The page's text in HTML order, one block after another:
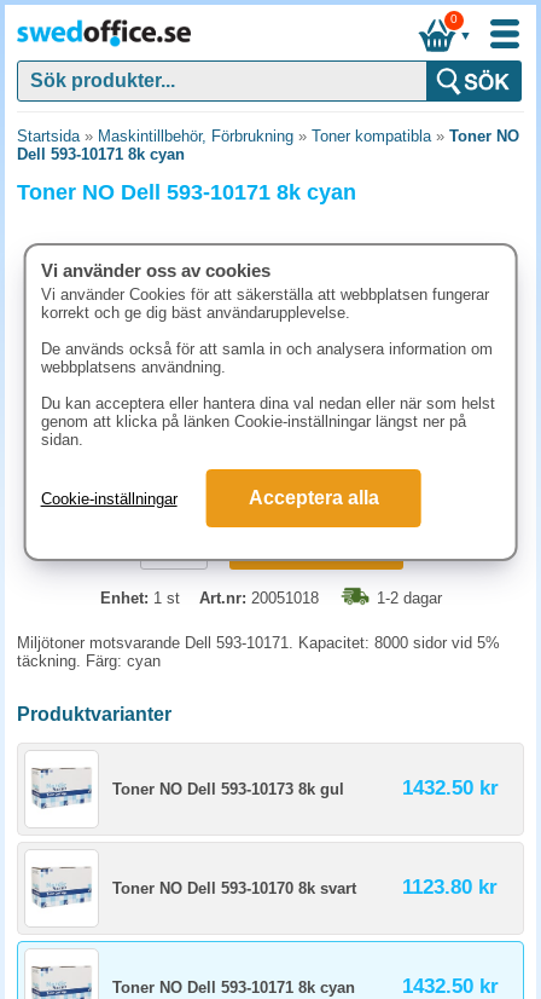
▼
0
Startsida» Maskintillbehör, Förbrukning » Toner kompatibla» Toner NO
Dell 593-10171 8k cyan
Toner NO Dell 593-10171 8k cyan
1432.50 kr (inkl. moms)
Enhet: 1 st Art.nr: 20051018 1-2 dagar
Miljötoner motsvarande Dell 593-10171. Kapacitet: 8000 sidor vid 5%
täckning. Färg: cyan
Produktvarianter
Toner NO Dell 593-10173 8k gul 1432.50 kr
Toner NO Dell 593-10170 8k svart 1123.80 kr
Toner NO Dell 593-10171 8k cyan 1432.50 kr
Vi använder oss av cookies
Vi använder Cookies för att säkerställa att webbplatsen fungerar
korrekt och ge dig bäst användarupplevelse.
De används också för att samla in och analysera information om
webbplatsens användning.
Du kan acceptera eller hantera dina val nedan eller när som helst
genom att klicka på länken Cookie-inställningar längst ner på
sidan.
Cookie-inställningar Acceptera alla